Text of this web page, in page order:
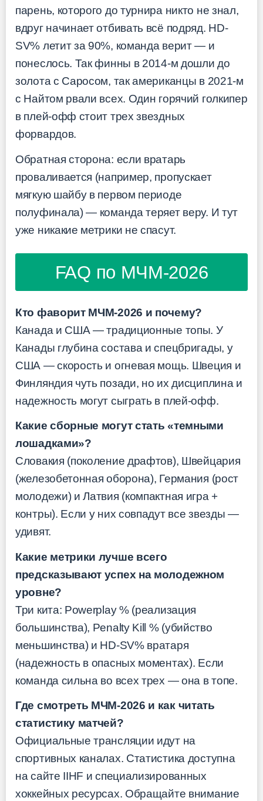
парень, которого до турнира никто не знал,
вдруг начинает отбивать всё подряд. HD-
SV% летит за 90%, команда верит — и
понеслось. Так финны в 2014-м дошли до
золота с Саросом, так американцы в 2021-м
с Найтом рвали всех. Один горячий голкипер
в плей-офф стоит трех звездных
форвардов.
Обратная сторона: если вратарь
проваливается (например, пропускает
мягкую шайбу в первом периоде
полуфинала) — команда теряет веру. И тут
уже никакие метрики не спасут.
FAQ по МЧМ-2026
Кто фаворит МЧМ-2026 и почему?
Канада и США — традиционные топы. У
Канады глубина состава и спецбригады, у
США — скорость и огневая мощь. Швеция и
Финляндия чуть позади, но их дисциплина и
надежность могут сыграть в плей-офф.
Какие сборные могут стать «темными
лошадками»?
Словакия (поколение драфтов), Швейцария
(железобетонная оборона), Германия (рост
молодежи) и Латвия (компактная игра +
контры). Если у них совпадут все звезды —
удивят.
Какие метрики лучше всего
предсказывают успех на молодежном
уровне?
Три кита: Powerplay % (реализация
большинства), Penalty Kill % (убийство
меньшинства) и HD-SV% вратаря
(надежность в опасных моментах). Если
команда сильна во всех трех — она в топе.
Где смотреть МЧМ-2026 и как читать
статистику матчей?
Официальные трансляции идут на
спортивных каналах. Статистика доступна
на сайте IIHF и специализированных
хоккейных ресурсах. Обращайте внимание